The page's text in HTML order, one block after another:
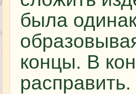
была
концы. В
расправить.